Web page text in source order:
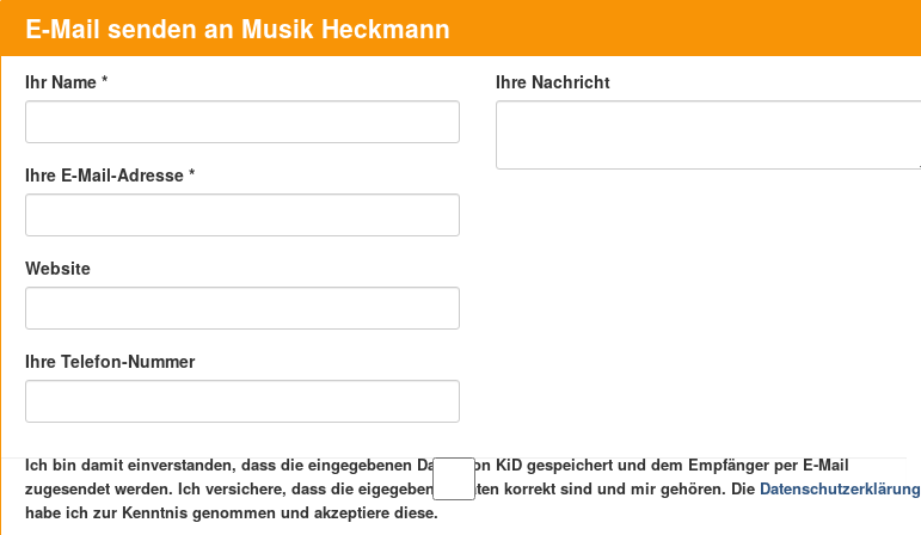
E-Mail senden an Musik Heckmann
Ihr Name *
Ihre E-Mail-Adresse *
Website
Ihre Telefon-Nummer
Ihre Nachricht
Ich bin damit einverstanden, dass die eingegebenen Daten von KiD gespeichert und dem Empfänger per E-Mail
zugesendet werden. Ich versichere, dass die eigegebenen Daten korrekt sind und mir gehören. Die Datenschutzerklärung
habe ich zur Kenntnis genommen und akzeptiere diese.